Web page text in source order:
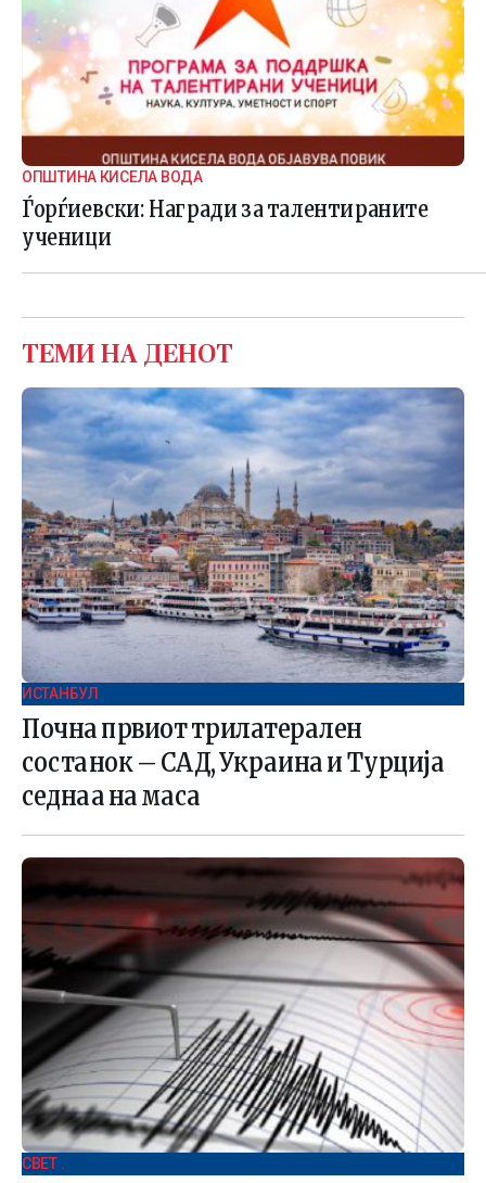
ОПШТИНА КИСЕЛА ВОДА
Ѓорѓиевски: Награди за талентираните
ученици
ТЕМИ НА ДЕНОТ
ИСТАНБУЛ
Почна првиот трилатерален
состанок – САД, Украина и Турција
седнаа на маса
СВЕТ .